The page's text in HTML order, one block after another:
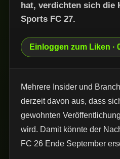
hat, verdichten sich die
Sports FC 27.
Einloggen zum Liken ·
Mehrere Insider und
derzeit davon aus, dass
gewohnten
wird. Damit könnte der
FC 26 Ende September